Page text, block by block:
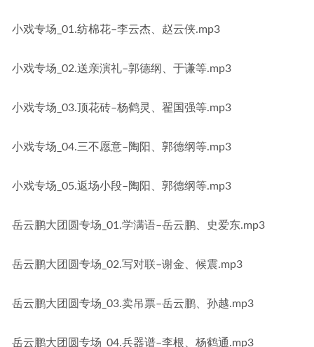
小戏专场_01.纺棉花–李云杰、赵云侠.mp3
小戏专场_02.送亲演礼–郭德纲、于谦等.mp3
小戏专场_03.顶花砖–杨鹤灵、翟国强等.mp3
小戏专场_04.三不愿意–陶阳、郭德纲等.mp3
小戏专场_05.返场小段–陶阳、郭德纲等.mp3
岳云鹏大团圆专场_01.学满语–岳云鹏、史爱东.mp3
岳云鹏大团圆专场_02.写对联–谢金、候震.mp3
岳云鹏大团圆专场_03.卖吊票–岳云鹏、孙越.mp3
岳云鹏大团圆专场_04.兵器谱–李根、杨鹤通.mp3